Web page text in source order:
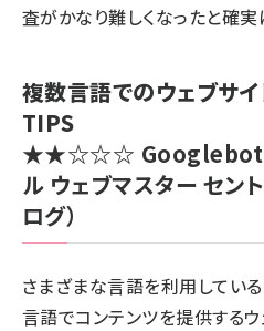
査がかなり難しくなったと確実
複数言語でのウェブサ
TIPS
★★☆☆☆ Googlebot
ル ウェブマスター セン
ログ）
さまざまな言語を利用してい
言語でコンテンツを提供する